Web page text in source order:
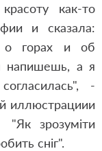
как-то
и сказала:
о горах и об
напишешь, а я
-
иллюстрациии
зрозуміти
сніг".